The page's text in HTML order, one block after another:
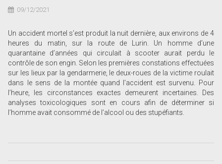
09/12/2021
Un accident mortel s’est produit la nuit dernière, aux environs de 4
heures du matin, sur la route de Lurin. Un homme d’une
quarantaine d’années qui circulait à scooter aurait perdu le
contrôle de son engin. Selon les premières constations effectuées
sur les lieux par la gendarmerie, le deux-roues de la victime roulait
dans le sens de la montée quand l’accident est survenu. Pour
l’heure, les circonstances exactes demeurent incertaines. Des
analyses toxicologiques sont en cours afin de déterminer si
l’homme avait consommé de l’alcool ou des stupéfiants.